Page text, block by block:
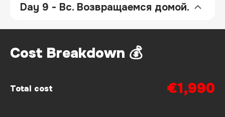
Day 9 - Вс. Возвращаемся домой.
Cost Breakdown 💰
Total cost €1,990